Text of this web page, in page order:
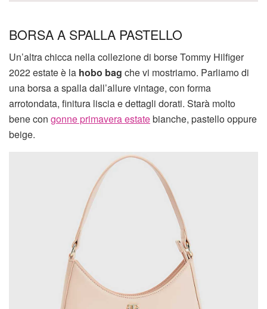
BORSA A SPALLA PASTELLO
Un’altra chicca nella collezione di borse Tommy Hilfiger
2022 estate è la hobo bag che vi mostriamo. Parliamo di
una borsa a spalla dall’allure vintage, con forma
arrotondata, finitura liscia e dettagli dorati. Starà molto
bene con gonne primavera estatebianche, pastello oppure
beige.